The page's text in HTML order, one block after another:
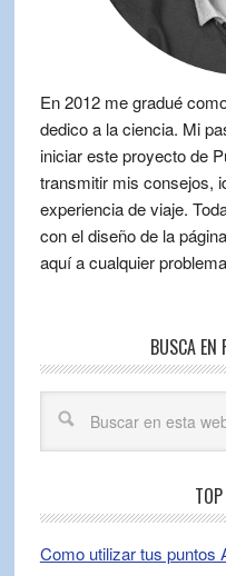
En 2012 me gradué
dedico a la ciencia. Mi
iniciar este proyecto de
transmitir mis consejos,
experiencia de viaje.
con el diseño de la
aquí a cualquier
BUSCA EN
Como utilizar tus puntos